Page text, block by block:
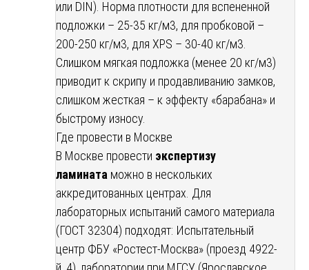
или DIN). Норма плотности для вспененной
подложки – 25-35 кг/м3, для пробковой –
200-250 кг/м3, для XPS – 30-40 кг/м3.
Слишком мягкая подложка (менее 20 кг/м3)
приводит к скрипу и продавливанию замков,
слишком жесткая – к эффекту «барабана» и
быстрому износу.
Где провести в Москве
В Москве провести экспертизу
ламината можно в нескольких
аккредитованных центрах. Для
лабораторных испытаний самого материала
(ГОСТ 32304) подходят: Испытательный
центр ФБУ «Ростест-Москва» (проезд 4922-